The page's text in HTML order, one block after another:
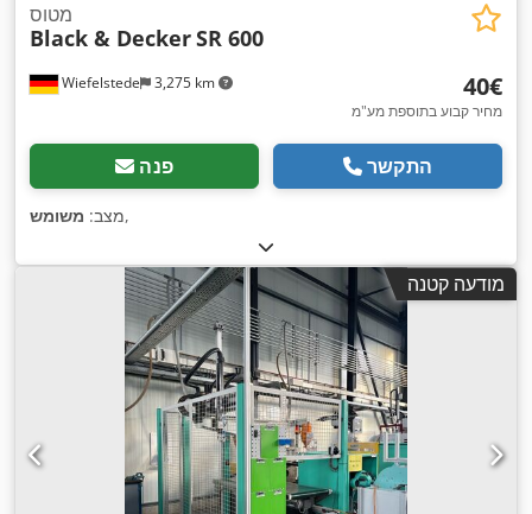
Wiefelstede 3,275 km
מטוס
Black & DeckerSR 600
‏40 ‏€
מחיר קבוע בתוספת מע"מ
פנה התקשר
מצב: משומש ,
מודעה קטנה